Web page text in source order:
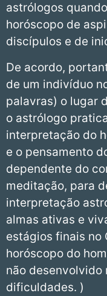
astrólogos
horóscopo de
discípulos e de
De acordo,
de um indivíduo
palavras) o lugar
o astrólogo
interpretação do
e o pensamento
dependente do
meditação, para
interpretação
almas ativas e
estágios finais no
horóscopo do
não desenvolvido
dificuldades. )